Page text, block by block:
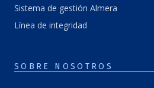
Sistema de gestión Almera
Línea de integridad
SOBRE NOSOTROS